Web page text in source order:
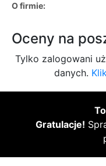
O firmie:
Oceny na
Tylko zalogowani
danych.
Gratulacje!